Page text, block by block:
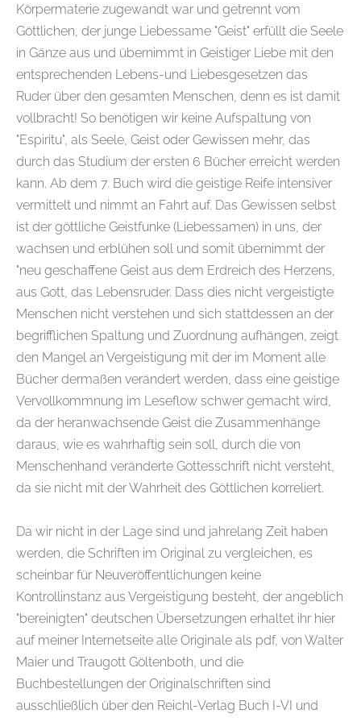
Körpermaterie zugewandt war und getrennt vom
Göttlichen, der junge Liebessame "Geist" erfüllt die Seele
in Gänze aus und übernimmt in Geistiger Liebe mit den
entsprechenden Lebens-und Liebesgesetzen das
Ruder über den gesamten Menschen, denn es ist damit
vollbracht! So benötigen wir keine Aufspaltung von
"Espiritu", als Seele, Geist oder Gewissen mehr, das
durch das Studium der ersten 6 Bücher erreicht werden
kann. Ab dem 7. Buch wird die geistige Reife intensiver
vermittelt und nimmt an Fahrt auf. Das Gewissen selbst
ist der göttliche Geistfunke (Liebessamen) in uns, der
wachsen und erblühen soll und somit übernimmt der
"neu geschaffene Geist aus dem Erdreich des Herzens,
aus Gott, das Lebensruder. Dass dies nicht vergeistigte
Menschen nicht verstehen und sich stattdessen an der
begrifflichen Spaltung und Zuordnung aufhängen, zeigt
den Mangel an Vergeistigung mit der im Moment alle
Bücher dermaßen verändert werden, dass eine geistige
Vervollkommnung im Leseflow schwer gemacht wird,
da der heranwachsende Geist die Zusammenhänge
daraus, wie es wahrhaftig sein soll, durch die von
Menschenhand veränderte Gottesschrift nicht versteht,
da sie nicht mit der Wahrheit des Göttlichen korreliert.
Da wir nicht in der Lage sind und jahrelang Zeit haben
werden, die Schriften im Original zu vergleichen, es
scheinbar für Neuveröffentlichungen keine
Kontrollinstanz aus Vergeistigung besteht, der angeblich
"bereinigten" deutschen Übersetzungen erhaltet ihr hier
auf meiner Internetseite alle Originale als pdf, von Walter
Maier und Traugott Göltenboth, und die
Buchbestellungen der Originalschriften sind
ausschließlich über den Reichl-Verlag Buch I-VI und